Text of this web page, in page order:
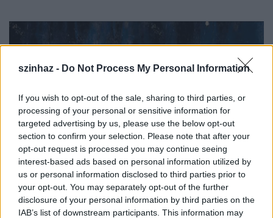
szinhaz - Do Not Process My Personal Information
If you wish to opt-out of the sale, sharing to third parties, or
processing of your personal or sensitive information for
targeted advertising by us, please use the below opt-out
section to confirm your selection. Please note that after your
opt-out request is processed you may continue seeing
interest-based ads based on personal information utilized by
us or personal information disclosed to third parties prior to
your opt-out. You may separately opt-out of the further
disclosure of your personal information by third parties on the
IAB’s list of downstream participants. This information may